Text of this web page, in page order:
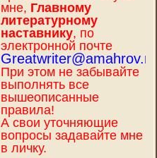
мне, Главному
литературному
наставнику, по
электронной почте
Greatwriter@amahrov.ru
При этом не забывайте
выполнять все
вышеописанные
правила!
А свои уточняющие
вопросы задавайте мне
в личку.